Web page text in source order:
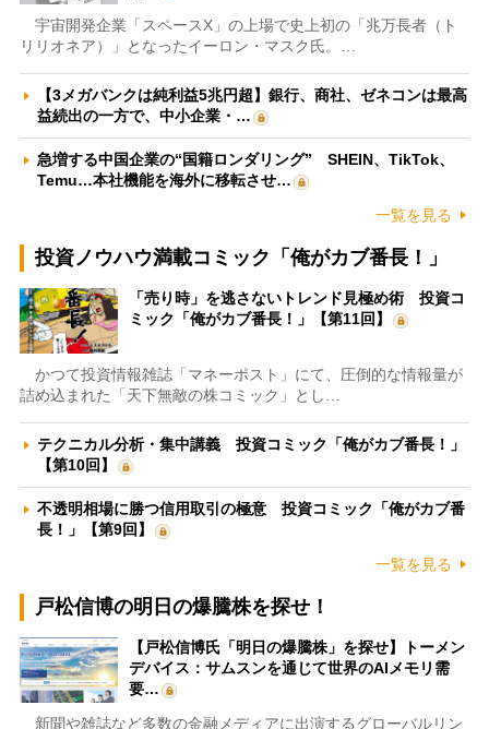
宇宙開発企業「スペースX」の上場で史上初の「兆万長者（ト
リリオネア）」となったイーロン・マスク氏。…
【3メガバンクは純利益5兆円超】銀行、商社、ゼネコンは最高
益続出の一方で、中小企業・…
急増する中国企業の“国籍ロンダリング” SHEIN、TikTok、
Temu…本社機能を海外に移転させ…
一覧を見る
投資ノウハウ満載コミック「俺がカブ番長！」
「売り時」を逃さないトレンド見極め術 投資コ
ミック「俺がカブ番長！」【第11回】
かつて投資情報雑誌「マネーポスト」にて、圧倒的な情報量が
詰め込まれた「天下無敵の株コミック」とし…
テクニカル分析・集中講義 投資コミック「俺がカブ番長！」
【第10回】
不透明相場に勝つ信用取引の極意 投資コミック「俺がカブ番
長！」【第9回】
一覧を見る
戸松信博の明日の爆騰株を探せ！
【戸松信博氏「明日の爆騰株」を探せ】トーメン
デバイス：サムスンを通じて世界のAIメモリ需
要…
新聞や雑誌など多数の金融メディアに出演するグローバルリン